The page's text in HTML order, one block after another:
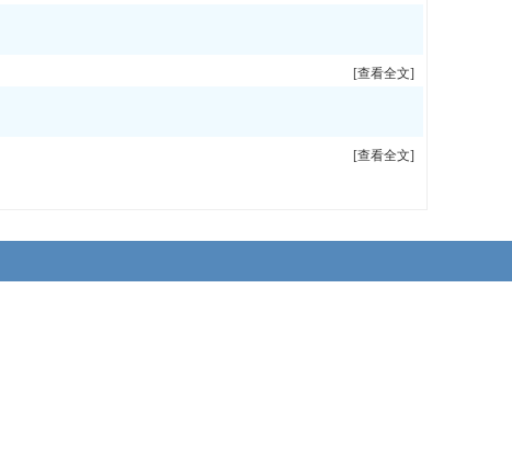
[查看全文]
[查看全文]